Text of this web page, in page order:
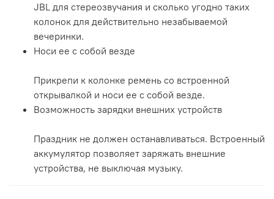
JBL для стереозвучания и сколько угодно таких
колонок для действительно незабываемой
вечеринки.
Носи ее с собой везде
Прикрепи к колонке ремень со встроенной
открывалкой и носи ее с собой везде.
Возможность зарядки внешних устройств
Праздник не должен останавливаться. Встроенный
аккумулятор позволяет заряжать внешние
устройства, не выключая музыку.